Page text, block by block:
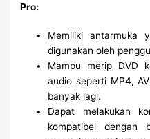
Pro:
Memiliki antarmuka
digunakan oleh
Mampu merip DVD
audio seperti MP4,
banyak lagi.
Dapat melakukan
kompatibel dengan